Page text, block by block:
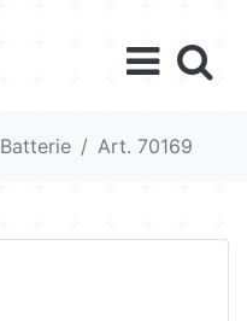
Batterie Art. 70169